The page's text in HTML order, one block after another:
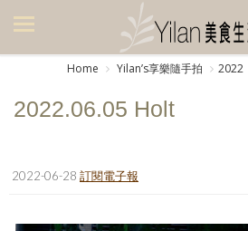
美食集
Home Yilanʼs享樂隨手拍 2022
2022.06.05 Holt
2022-06-28 訂閱電子報